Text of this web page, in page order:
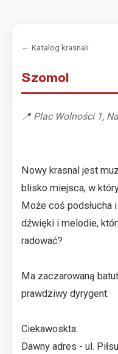
← Katalog krasnali
Szomol
📍 Plac Wolności 1,
Nowy krasnal jest
blisko miejsca, w
Może coś podsłucha
dźwięki i melodie,
radować?
Ma zaczarowaną
prawdziwy dyrygent.
Ciekawoskta:
Dawny adres - ul.